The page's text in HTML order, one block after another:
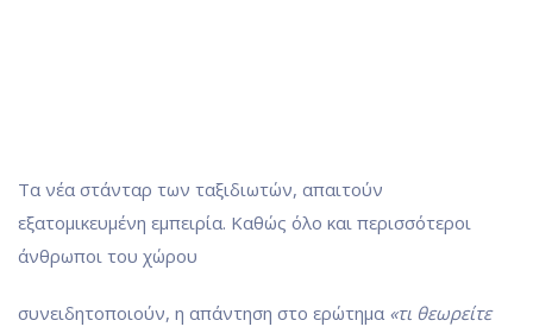
Τα νέα στάνταρ των ταξιδιωτών, απαιτούν
εξατομικευμένη εμπειρία. Καθώς όλο και περισσότεροι
άνθρωποι του χώρου
συνειδητοποιούν, η απάντηση στο ερώτημα «τι θεωρείτε